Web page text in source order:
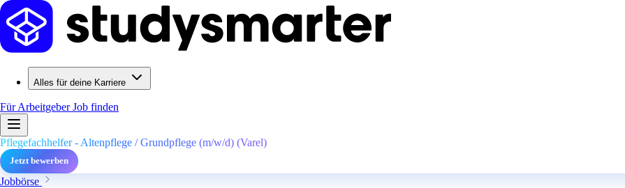
Alles für deine Karriere
Für ArbeitgeberJob finden
Pflegefachhelfer - Altenpflege / Grundpflege (m/w/d) (Varel)
Jetzt bewerben
Jobbörse